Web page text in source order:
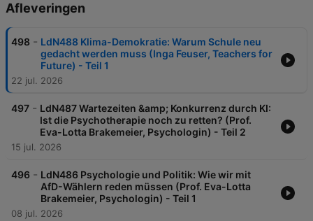
Afleveringen
498 - LdN488 Klima-Demokratie: Warum Schule neu
gedacht werden muss (Inga Feuser, Teachers for
Future) - Teil 1
22 jul. 2026
497 - LdN487 Wartezeiten &amp; Konkurrenz durch KI:
Ist die Psychotherapie noch zu retten? (Prof.
Eva-Lotta Brakemeier, Psychologin) - Teil 2
15 jul. 2026
496 - LdN486 Psychologie und Politik: Wie wir mit
AfD-Wählern reden müssen (Prof. Eva-Lotta
Brakemeier, Psychologin) - Teil 1
08 jul. 2026